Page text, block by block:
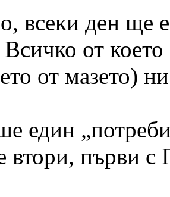
всеки ден ще
от
от мазето)
един
втори, първи с